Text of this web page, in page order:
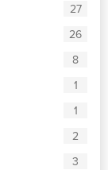
27
26
8
1
1
2
3